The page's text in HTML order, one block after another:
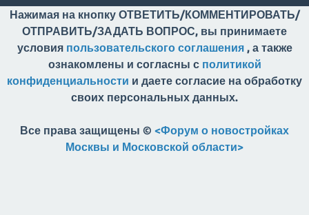
Нажимая на кнопку ОТВЕТИТЬ/КОММЕНТИРОВАТЬ/
ОТПРАВИТЬ/ЗАДАТЬ ВОПРОС, вы принимаете
условия пользовательского соглашения, а также
ознакомлены и согласны с политикой
конфиденциальности и даете согласие на обработку
своих персональных данных.
Все права защищены © <Форум о новостройках
Москвы и Московской области>